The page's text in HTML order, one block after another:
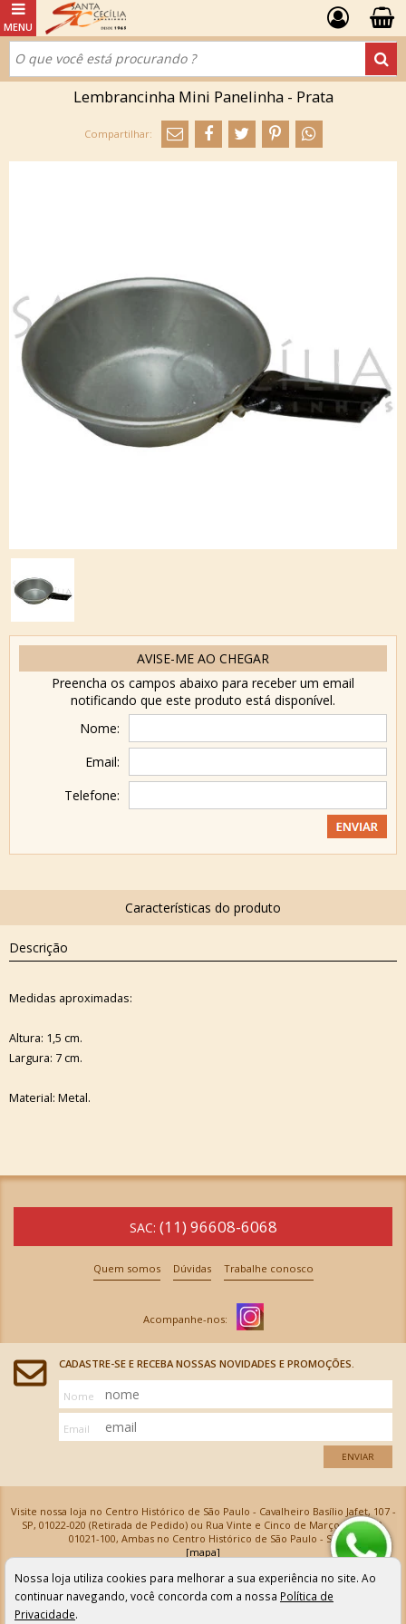
Lembrancinha Mini Panelinha - Prata
AVISE-ME AO CHEGAR
Preencha os campos abaixo para receber um email
notificando que este produto está disponível.
Nome:
Email:
Telefone:
Descrição
Medidas aproximadas:
Altura: 1,5 cm.
Largura: 7 cm.
Material: Metal.
SAC: (11) 96608-6068
Quem somos Dúvidas Trabalhe conosco
CADASTRE-SE E RECEBA NOSSAS NOVIDADES E PROMOÇÕES.
Nome
Email
ENVIAR
Visite nossa loja no Centro Histórico de São Paulo - Cavalheiro Basílio Jafet, 107 -
SP, 01022-020 (Retirada de Pedido) ou Rua Vinte e Cinco de Março, 576 - SP,
01021-100, Ambas no Centro Histórico de São Paulo - SP
[mapa]
Armarinhos Santa Cecília Ltda | CNPJ: 61.069.639/0001-18
Os preços e as condições de pagamento apresentadas na loja virtual não valem para nossa loja física e
podem sofrer alterações sem aviso prévio. Vendas com cartão de crédito sujeitas a análise e
confirmação de dados.
Nossa loja utiliza cookies para melhorar a sua experiência no site. Ao
continuar navegando, você concorda com a nossa Política de
Privacidade.